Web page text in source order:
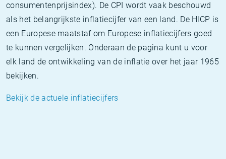
consumentenprijsindex). De CPI wordt vaak beschouwd
als het belangrijkste inflatiecijfer van een land. De HICP is
een Europese maatstaf om Europese inflatiecijfers goed
te kunnen vergelijken. Onderaan de pagina kunt u voor
elk land de ontwikkeling van de inflatie over het jaar 1965
bekijken.
Bekijk de actuele inflatiecijfers